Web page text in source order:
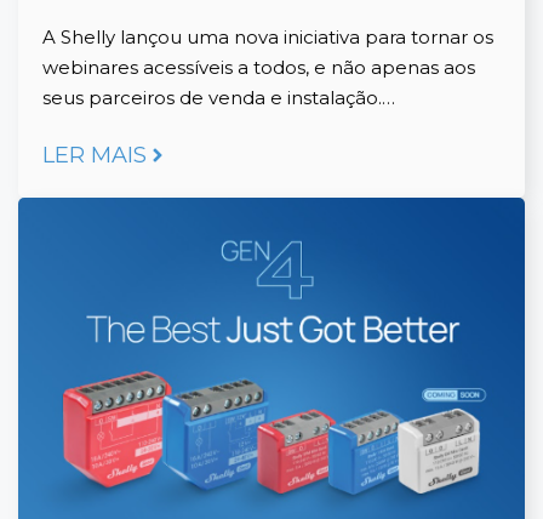
A Shelly lançou uma nova iniciativa para tornar os
webinares acessíveis a todos, e não apenas aos
seus parceiros de venda e instalação.…
LER MAIS